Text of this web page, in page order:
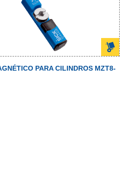
PARA CILINDROS MZT8-